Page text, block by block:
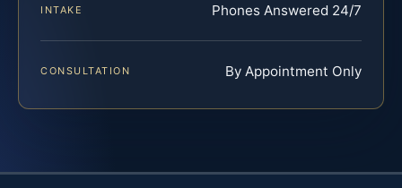
INTAKE Phones Answered 24/7
CONSULTATION By Appointment Only